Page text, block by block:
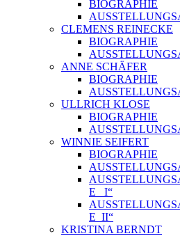
BIOGRAPHIE
CLEMENS REINECKE
BIOGRAPHIE
ANNE SCHÄFER
BIOGRAPHIE
ULLRICH KLOSE
BIOGRAPHIE
WINNIE SEIFERT
BIOGRAPHIE
E_ I“
E_II“
KRISTINA BERNDT